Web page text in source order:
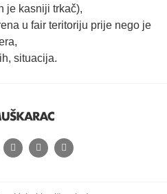
je kasniji trkač),
u fair teritoriju prije nego je
situacija.